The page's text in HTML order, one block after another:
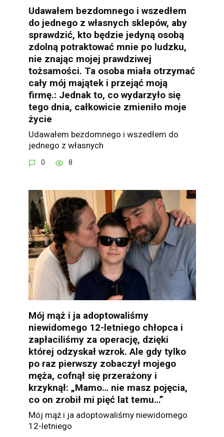
Udawałem bezdomnego i wszedłem
do jednego z własnych sklepów, aby
sprawdzić, kto będzie jedyną osobą
zdolną potraktować mnie po ludzku,
nie znając mojej prawdziwej
tożsamości. Ta osoba miała otrzymać
cały mój majątek i przejąć moją
firmę.: Jednak to, co wydarzyło się
tego dnia, całkowicie zmieniło moje
życie
Udawałem bezdomnego i wszedłem do
jednego z własnych
0 8
Mój mąż i ja adoptowaliśmy
niewidomego 12-letniego chłopca i
zapłaciliśmy za operację, dzięki
której odzyskał wzrok. Ale gdy tylko
po raz pierwszy zobaczył mojego
męża, cofnął się przerażony i
krzyknął: „Mamo… nie masz pojęcia,
co on zrobił mi pięć lat temu…”
Mój mąż i ja adoptowaliśmy niewidomego
12-letniego